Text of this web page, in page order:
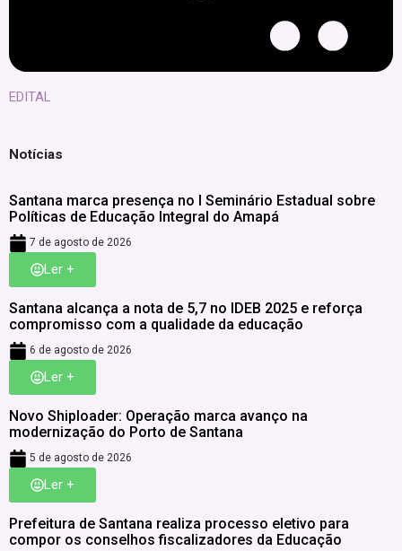
EDITAL
Notícias
Santana marca presença no I Seminário Estadual sobre
Políticas de Educação Integral do Amapá
7 de agosto de 2026
Ler +
Santana alcança a nota de 5,7 no IDEB 2025 e reforça
compromisso com a qualidade da educação
6 de agosto de 2026
Ler +
Novo Shiploader: Operação marca avanço na
modernização do Porto de Santana
5 de agosto de 2026
Ler +
Prefeitura de Santana realiza processo eletivo para
compor os conselhos fiscalizadores da Educação